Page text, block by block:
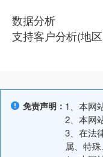
数据分析
支持客户分析(地
免责声明： 1、本网
2、本网
3、在法
属、特